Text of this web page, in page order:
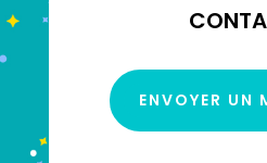
ENVOYER UN